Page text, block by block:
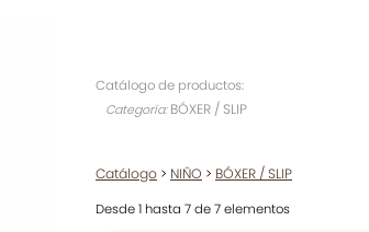
Catálogo de productos:
Categoría:BÓXER / SLIP
Catálogo > NIÑO > BÓXER / SLIP
Desde 1 hasta 7 de 7 elementos